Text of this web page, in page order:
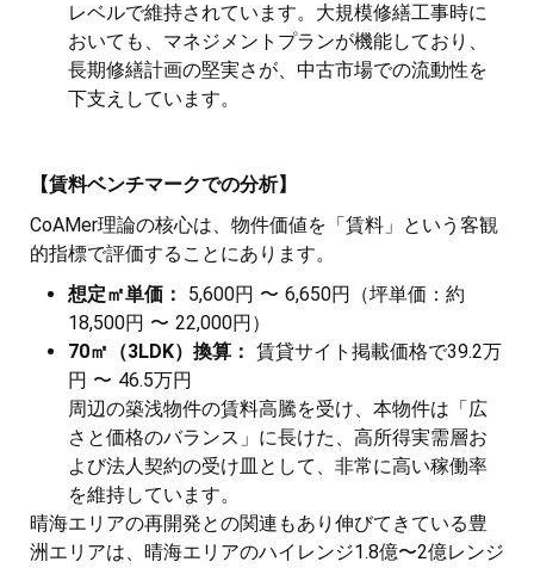
レベルで維持されています。大規模修繕工事時に
おいても、マネジメントプランが機能しており、
長期修繕計画の堅実さが、中古市場での流動性を
下支えしています。
【賃料ベンチマークでの分析】
CoAMer理論の核心は、物件価値を「賃料」という客観
的指標で評価することにあります。
想定㎡単価：
5,600円 〜 6,650円（坪単価：約
18,500円 〜 22,000円）
70㎡（3LDK）換算： 賃貸サイト掲載価格で39.2万
円 〜 46.5万円
周辺の築浅物件の賃料高騰を受け、本物件は「広
さと価格のバランス」に長けた、高所得実需層お
よび法人契約の受け皿として、非常に高い稼働率
を維持しています。
晴海エリアの再開発との関連もあり伸びてきている豊
洲エリアは、晴海エリアのハイレンジ1.8億〜2億レンジ